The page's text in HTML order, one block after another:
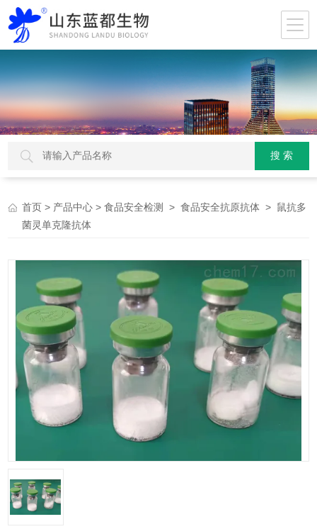
首页 > 产品中心 >食品安全检测 >食品安全抗原抗体 > 鼠抗多
菌灵单克隆抗体